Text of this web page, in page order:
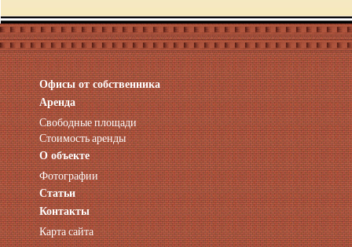
Офисы от собственника
Аренда нежилых помещений
Аренда помещений от собственника
Аренда конференц-зала СПб
Офисы у метро
Офисы в Адмиралтейском районе
Помещения с отдельным входом
Небольшие офисы
Аренда офиса около метро
Снять помещение у метро
Аренда помещений у метро
Аренда помещений район Адмиралтейский
Аренда
Свободные площади
Стоимость аренды
О объекте
Фотографии
Статьи
Контакты
Карта сайта